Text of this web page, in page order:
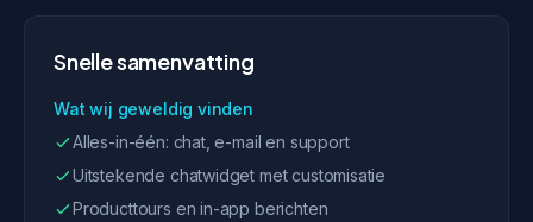
Snelle samenvatting
Wat wij geweldig vinden
Alles-in-één: chat, e-mail en support
Uitstekende chatwidget met customisatie
Producttours en in-app berichten